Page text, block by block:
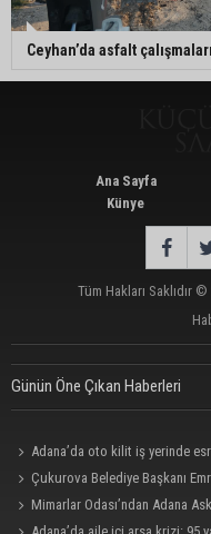
Ceyhan’da asfalt
Ana Sayfa
Künye
Tüm Hakları Saklıdır ©
Günün Öne Çıkan Haberleri
Adana’da oto kilit iş yerinde
Çukurova Belediye Başkanı
Mimarlar Odası’ndan Adana